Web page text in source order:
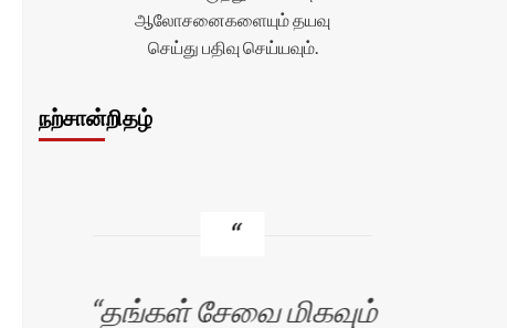
ஆலோசனைகளையும் தயவு
செய்து பதிவு செய்யவும்.
நற்சான்றிதழ்
தங்கள் சேவை மிகவும்